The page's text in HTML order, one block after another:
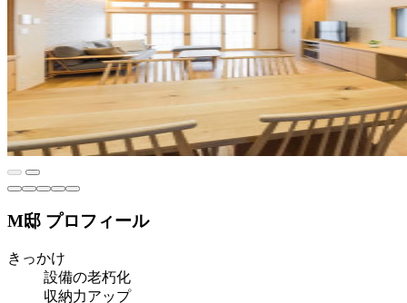
M邸 プロフィール
きっかけ
設備の老朽化
収納力アップ